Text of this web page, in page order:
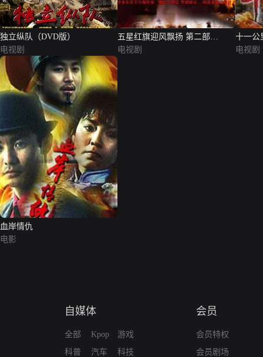
独立纵队（DVD版）
电视剧
五星红旗迎风飘扬 第二部
（DVD版）
电视剧
十一公
电视剧
血岸情仇
电影
自媒体
全部
科普
Kpop
汽车
游戏
科技
会员
会员特权
会员剧场